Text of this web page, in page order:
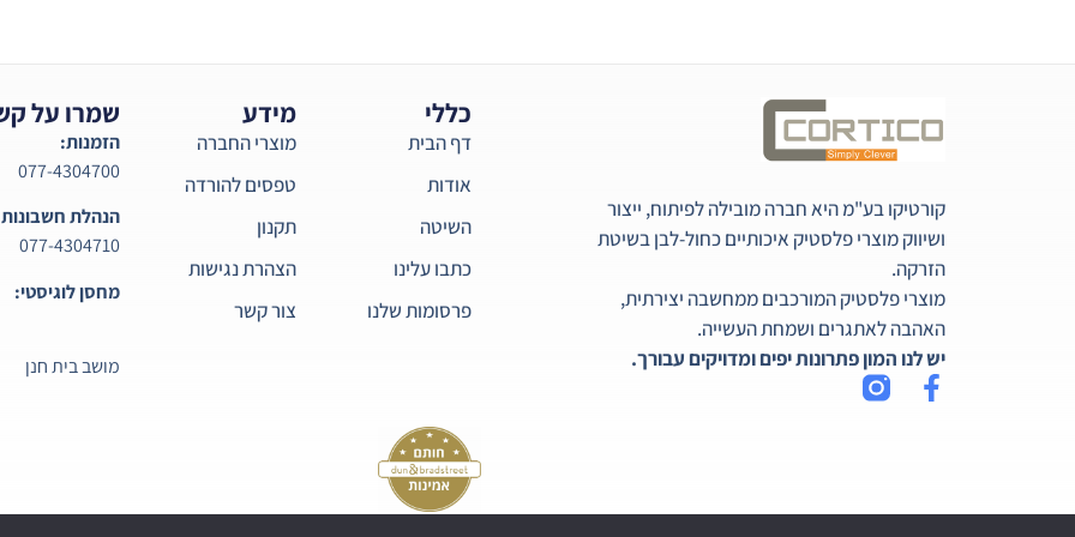
קורטיקו בע"מ היא חברה מובילה לפיתוח, ייצור
ושיווק מוצרי פלסטיק איכותיים כחול-לבן בשיטת
הזרקה.
מוצרי פלסטיק המורכבים ממחשבה יצירתית,
האהבה לאתגרים ושמחת העשייה.
יש לנו המון פתרונות יפים ומדויקים עבורך.
כללי
דף הבית
אודות
השיטה
כתבו עלינו
פרסומות שלנו
מידע
מוצרי החברה
טפסים להורדה
תקנון
הצהרת נגישות
צור קשר
שמרו על
הזמנות:
077-4304700
הנהלת
077-4304710
מחסן לוגיסטי:
מושב בית חנן